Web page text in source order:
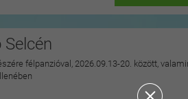
félpanzióval, 2026.09.13-20. között,